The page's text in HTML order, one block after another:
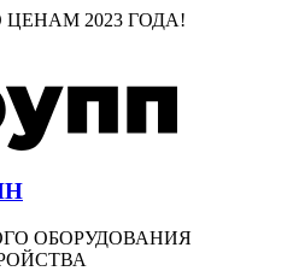
2023 ГОДА!
ОБОРУДОВАНИЯ